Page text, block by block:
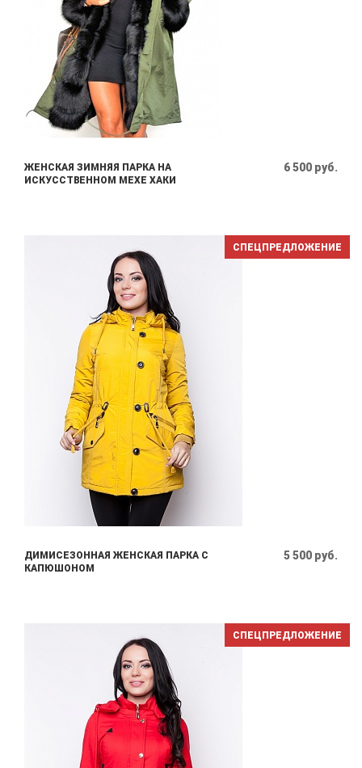
ЖЕНСКАЯ ЗИМНЯЯ ПАРКА НА
ИСКУССТВЕННОМ МЕХЕ ХАКИ
6 500 руб.
СПЕЦПРЕДЛОЖЕНИЕ
ДИМИСЕЗОННАЯ ЖЕНСКАЯ ПАРКА С
КАПЮШОНОМ
5 500 руб.
СПЕЦПРЕДЛОЖЕНИЕ